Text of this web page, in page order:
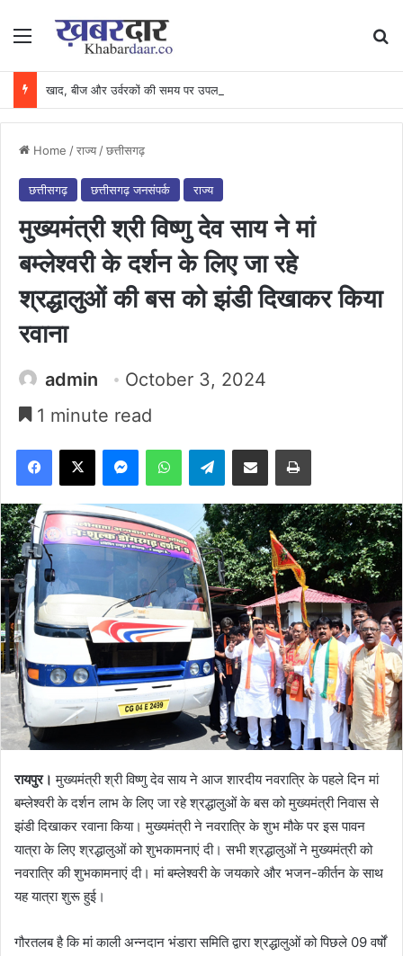
Menu
Home /राज्य /छत्तीसगढ़
छत्तीसगढ़ छत्तीसगढ़ जनसंपर्क राज्य
मुख्यमंत्री श्री विष्णु देव साय ने मां
बम्लेश्वरी के दर्शन के लिए जा रहे
श्रद्धालुओं की बस को झंडी दिखाकर किया
रवाना
admin
October 3, 2024
1 minute read
Facebook
X MessengerWhatsAppTelegramShare via Email Print
रायपुर। मुख्यमंत्री श्री विष्णु देव साय ने आज शारदीय नवरात्रि के पहले दिन मां
बम्लेश्वरी के दर्शन लाभ के लिए जा रहे श्रद्धालुओं के बस को मुख्यमंत्री निवास से
झंडी दिखाकर रवाना किया। मुख्यमंत्री ने नवरात्रि के शुभ मौके पर इस पावन
यात्रा के लिए श्रद्धालुओं को शुभकामनाएं दी। सभी श्रद्धालुओं ने मुख्यमंत्री को
नवरात्रि की शुभकामनाएं दी। मां बम्लेश्वरी के जयकारे और भजन-कीर्तन के साथ
यह यात्रा शुरू हुई।
गौरतलब है कि मां काली अन्नदान भंडारा समिति द्वारा श्रद्धालुओं को पिछले 09 वर्षों